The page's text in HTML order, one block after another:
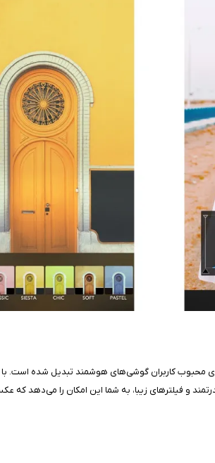
و فیلترهای زیبا، به شما این امکان را می‌دهد